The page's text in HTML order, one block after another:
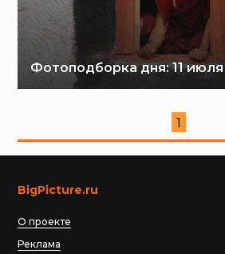
Фотоподборка дня: 11 июля
1
BigPicture.ru
О проекте
Реклама